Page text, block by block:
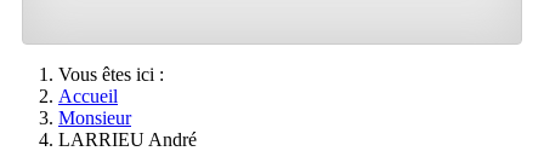
Vous êtes ici :
Accueil
Monsieur
LARRIEU André